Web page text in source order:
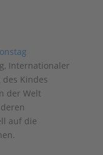
Internationaler
Kindes
der Welt
auf die